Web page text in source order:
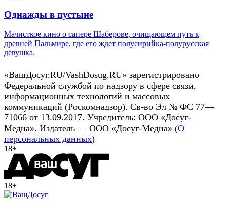
Однажды в пустыне
Мачисткое кино о сапере Шаберове, очищающем путь к
древней Пальмире, где его ждет полусирийка-полурусская
девушка.
«ВашДосуг.RU/VashDosug.RU» зарегистрировано
Федеральной службой по надзору в сфере связи,
информационных технологий и массовых
коммуникаций (Роскомнадзор). Св-во Эл № ФС 77—
71066 от 13.09.2017. Учредитель: ООО «Досуг-
Медиа». Издатель — ООО «Досуг-Медиа» (О
персональных данных)
18+
18+